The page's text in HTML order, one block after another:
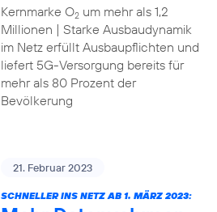
Kernmarke O2um mehr als 1,2
Millionen | Starke Ausbaudynamik
im Netz erfüllt Ausbaupflichten und
liefert 5G-Versorgung bereits für
mehr als 80 Prozent der
Bevölkerung
21. Februar 2023
SCHNELLER INS NETZ AB 1. MÄRZ 2023: